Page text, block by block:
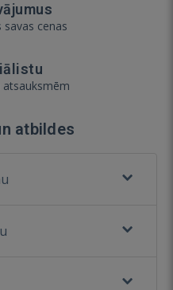
savas cenas
atsauksmēm
atbildes